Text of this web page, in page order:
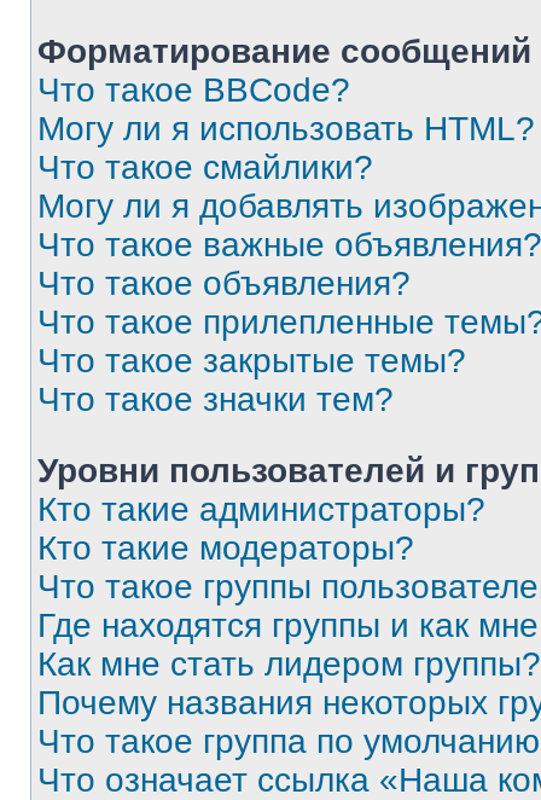
Форматирование
Что такое BBCode?
Могу ли я использовать HTML?
Что такое смайлики?
Могу ли я добавлять
Что такое важные объявления?
Что такое объявления?
Что такое прилепленные
Что такое закрытые темы?
Что такое значки тем?
Уровни пользователей и
Кто такие администраторы?
Кто такие модераторы?
Что такое группы
Где находятся группы и как
Как мне стать лидером группы?
Почему названия некоторых
Что такое группа по
Что означает ссылка «Наша